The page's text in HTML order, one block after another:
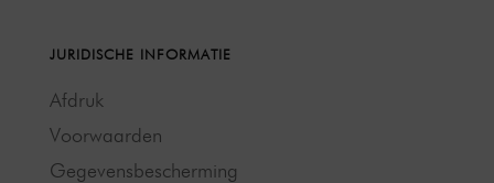
JURIDISCHE INFORMATIE
Afdruk
Voorwaarden
Gegevensbescherming